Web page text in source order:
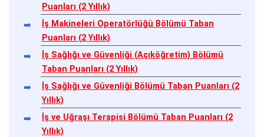
Puanları (2 Yıllık)
İş Makineleri Operatörlüğü Bölümü Taban
Puanları (2 Yıllık)
İş Sağlığı ve Güvenliği (Açıköğretim) Bölümü
Taban Puanları (2 Yıllık)
İş Sağlığı ve Güvenliği Bölümü Taban Puanları (2
Yıllık)
İş ve Uğraşı Terapisi Bölümü Taban Puanları (2
Yıllık)